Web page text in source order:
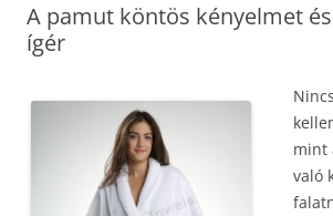
A pamut köntös kényelmet
ígér
mint
való